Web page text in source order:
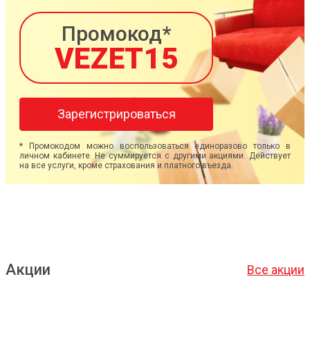
Промокод*
VEZET15
Зарегистрироваться
* Промокодом можно воспользоваться единоразово только в
личном кабинете. Не суммируется с другими акциями. Действует
на все услуги, кроме страхования и платного въезда.
Акции Все акции